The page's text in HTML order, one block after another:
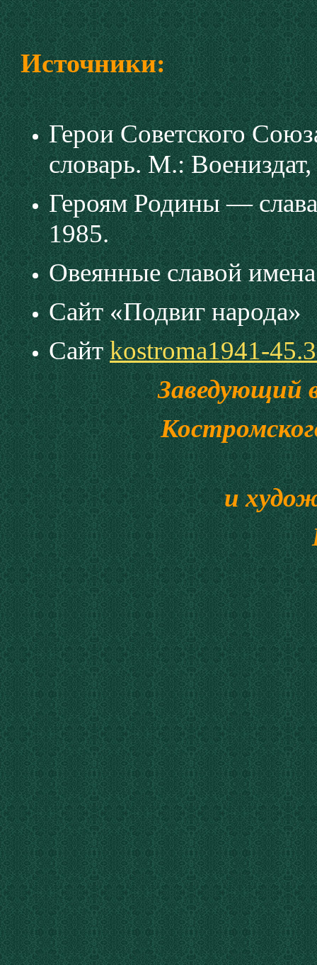
Источники:
Герои Советского
словарь. М.: Воениздат,
Героям Родины —
1985.
Овеянные славой
Сайт «Подвиг народа»
Сайтkostroma1941-
Заведующий
и